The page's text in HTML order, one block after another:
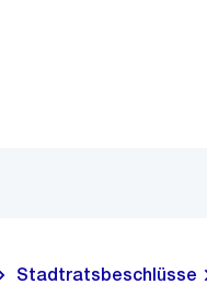
Stadtratsbeschlüsse